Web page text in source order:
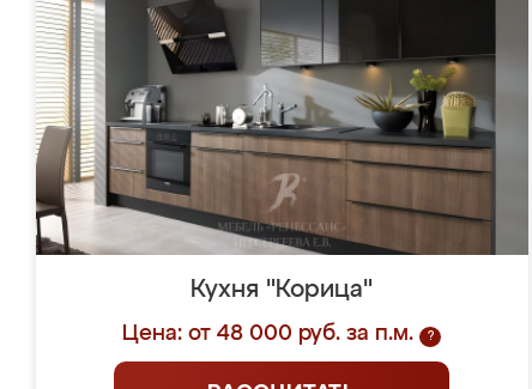
Кухня "Корица"
Цена: от 48 000 руб. за п.м. ?